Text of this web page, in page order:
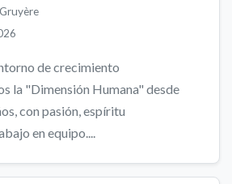
Gruyère
de crecimiento
la "Dimensión Humana" desde
con pasión, espíritu
en equipo....